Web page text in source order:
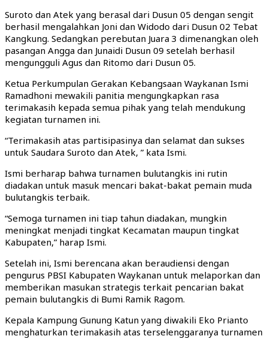
Suroto dan Atek yang berasal dari Dusun 05 dengan sengit
berhasil mengalahkan Joni dan Widodo dari Dusun 02 Tebat
Kangkung. Sedangkan perebutan Juara 3 dimenangkan oleh
pasangan Angga dan Junaidi Dusun 09 setelah berhasil
mengungguli Agus dan Ritomo dari Dusun 05.
Ketua Perkumpulan Gerakan Kebangsaan Waykanan Ismi
Ramadhoni mewakili panitia mengungkapkan rasa
terimakasih kepada semua pihak yang telah mendukung
kegiatan turnamen ini.
“Terimakasih atas partisipasinya dan selamat dan sukses
untuk Saudara Suroto dan Atek, ” kata Ismi.
Ismi berharap bahwa turnamen bulutangkis ini rutin
diadakan untuk masuk mencari bakat-bakat pemain muda
bulutangkis terbaik.
“Semoga turnamen ini tiap tahun diadakan, mungkin
meningkat menjadi tingkat Kecamatan maupun tingkat
Kabupaten,” harap Ismi.
Setelah ini, Ismi berencana akan beraudiensi dengan
pengurus PBSI Kabupaten Waykanan untuk melaporkan dan
memberikan masukan strategis terkait pencarian bakat
pemain bulutangkis di Bumi Ramik Ragom.
Kepala Kampung Gunung Katun yang diwakili Eko Prianto
menghaturkan terimakasih atas terselenggaranya turnamen